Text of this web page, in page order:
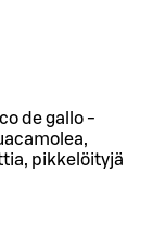
de gallo -
pikkelöityjä